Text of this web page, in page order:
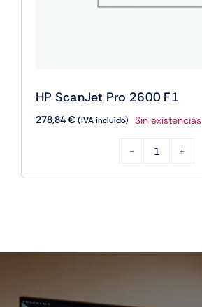
HP ScanJet Pro 2600 F1
278,84€(IVA incluido) Sin existencias
ScanJet
cantidad